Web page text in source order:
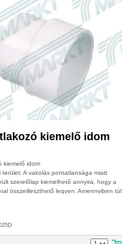
kiemelő idom
kiemelő idom
terület: A vakolás pontatlansága miatt
szerelőlap kiemelhető annyira, hogy a
összeilleszthető legyen. Amennyiben túl
abban az esetben több kiemelőt